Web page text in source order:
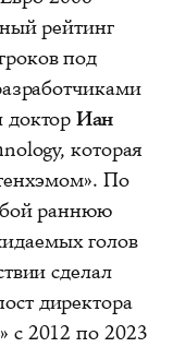
рейтинг
под
докторИан
которая
По
раннюю
голов
сделал
директора
с 2012 по 2023